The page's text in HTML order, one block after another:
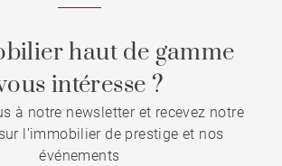
haut de gamme
intéresse ?
à notre newsletter et recevez notre
l'immobilier de prestige et nos
événements